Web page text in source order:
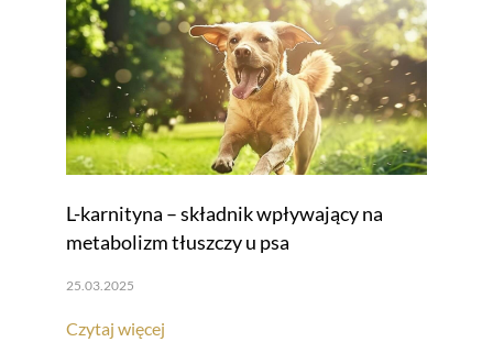
L-karnityna – składnik wpływający na
metabolizm tłuszczy u psa
25.03.2025
Czytaj więcej